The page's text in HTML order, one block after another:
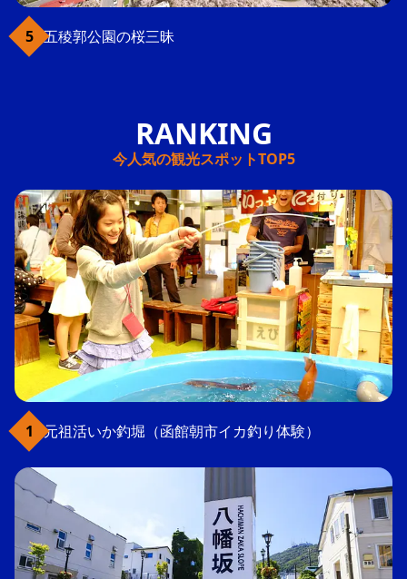
五稜郭公園の桜三昧
今人気の観光スポットTOP5
元祖活いか釣堀（函館朝市イカ釣り体験）